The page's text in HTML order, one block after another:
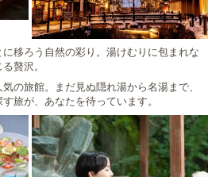
移ろう自然の彩り。湯けむりに包まれな
贅沢。
の旅館。まだ見ぬ隠れ湯から名湯まで、
旅が、あなたを待っています。